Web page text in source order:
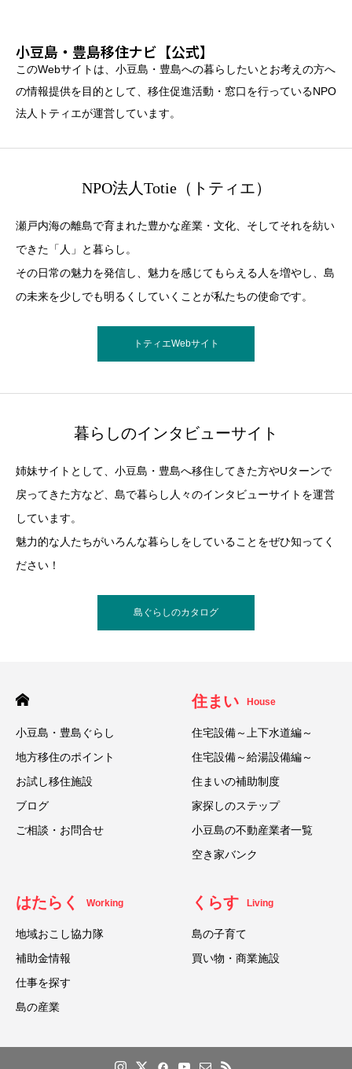
小豆島・豊島移住ナビ【公式】
このWebサイトは、小豆島・豊島への暮らしたいとお考えの方へ
の情報提供を目的として、移住促進活動・窓口を行っているNPO
法人トティエが運営しています。
NPO法人Totie（トティエ）
瀬戸内海の離島で育まれた豊かな産業・文化、そしてそれを紡い
できた「人」と暮らし。
その日常の魅力を発信し、魅力を感じてもらえる人を増やし、島
の未来を少しでも明るくしていくことが私たちの使命です。
トティエWebサイト
暮らしのインタビューサイト
姉妹サイトとして、小豆島・豊島へ移住してきた方やUターンで
戻ってきた方など、島で暮らし人々のインタビューサイトを運営
しています。
魅力的な人たちがいろんな暮らしをしていることをぜひ知ってく
ださい！
島ぐらしのカタログ
小豆島・豊島ぐらし
地方移住のポイント
お試し移住施設
ブログ
ご相談・お問合せ
住まい House
住宅設備～上下水道編～
住宅設備～給湯設備編～
住まいの補助制度
家探しのステップ
小豆島の不動産業者一覧
空き家バンク
はたらく Working
地域おこし協力隊
補助金情報
仕事を探す
島の産業
くらす Living
島の子育て
買い物・商業施設